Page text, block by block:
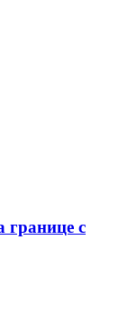
границе с